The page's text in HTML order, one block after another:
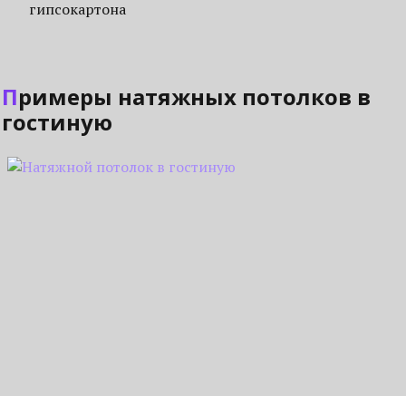
гипсокартона
Примеры натяжных потолков в
гостиную